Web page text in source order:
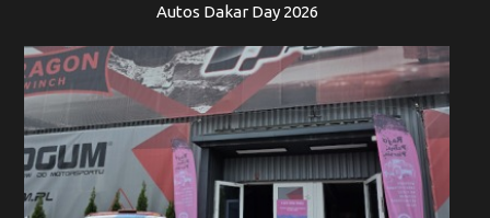
Autos Dakar Day 2026